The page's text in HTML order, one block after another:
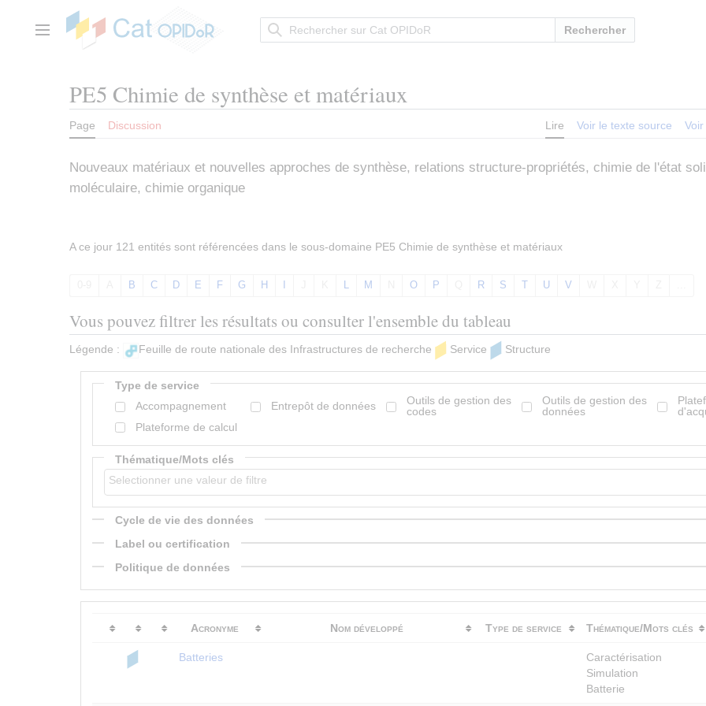
contenuMenu principal Rechercher
PE5 Chimie de synthèse et matériaux
Page Discussion Lire Voir le texte source Voir
Nouveaux matériaux et nouvelles approches de synthèse, relations structure-propriétés, chimie de l'état
moléculaire, chimie organique
A ce jour 121 entités sont référencées dans le sous-domaine PE5 Chimie de synthèse et matériaux
B C D E F G H L M O P R S U V
Vous pouvez filtrer les résultats ou consulter l'ensemble du tableau
Légende : Feuille de route nationale des Infrastructures de recherche Service Structure
Type de service
Accompagnement
Entrepôt de données
Outils de gestion des
codes
Outils de gestion des
données
Plateforme de calcul
Thématique/Mots clés
Cycle de vie des données
Label ou certification
Politique de données
Acronyme Nom développé Type de service Thématique/Mots clés
Batteries
Caractérisation
Simulation
Batterie